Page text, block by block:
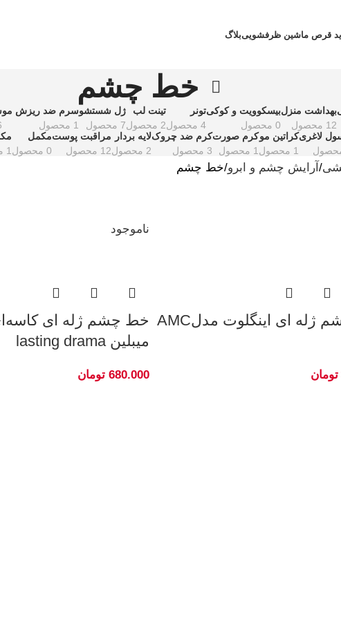
قرص ماشین ظرفشوییبلاگ
خط چشم
بهداشت منزل
12 محصول
بیسکوویت و کوکی
0 محصول
تونر
4 محصول
تینت لب
2 محصول
ژل شستشو
7 محصول
سرم ضد ریزش مو
1 محصول
6
لاغریکراتین مو
1 محصول
کرم صورت
1 محصول
کرم ضد چروک
3 محصول
لایه بردار
2 محصول
مراقبت پوست
12 محصول
مکمل
0 محصول
1 محصول
آرایش چشم و ابرو خط چشم
خط چشم ژله ای اینگلوت مدلAMC
تومان
ناموجود
خط چشم ژله ای
میبلین lasting drama
680.000 تومان